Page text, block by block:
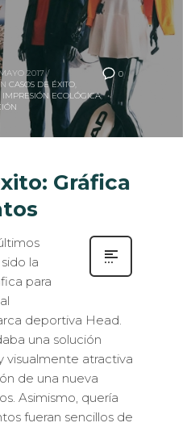
0
2017 /
CASOS DE ÉXITO
IMPRESIÓN ECOLÓGICA,
Gráfica
la
para
deportiva Head.
una solución
visualmente atractiva
de una nueva
Asimismo, quería
fueran sencillos de